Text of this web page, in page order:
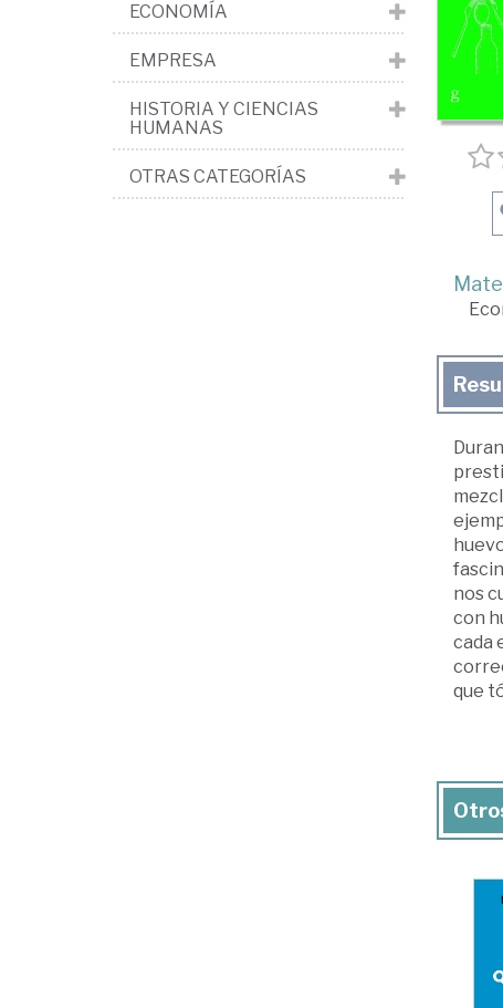
nos
con
cada
que
ECONOMÍA
EMPRESA
HISTORIA Y CIENCIAS
HUMANAS
OTRAS CATEGORÍAS